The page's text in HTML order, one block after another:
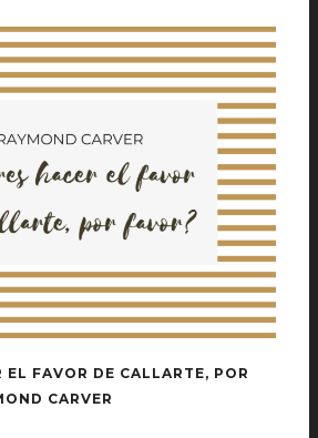
EL FAVOR DE CALLARTE, POR
CARVER